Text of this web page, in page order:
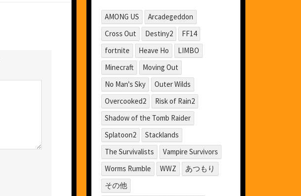
AMONG US
Arcadegeddon
Cross Out
Destiny2
FF14
fortnite
Heave Ho
LIMBO
Minecraft
Moving Out
No Man's Sky
Outer Wilds
Overcooked2
Risk of Rain2
Shadow of the Tomb Raider
Splatoon2
Stacklands
The Survivalists
Vampire Survivors
Worms Rumble
WWZ
あつもり
その他